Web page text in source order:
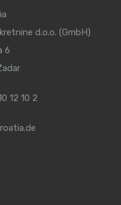
d.o.o. (GmbH)
6
12 10 2